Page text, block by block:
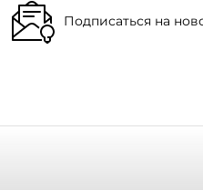
Подписаться на